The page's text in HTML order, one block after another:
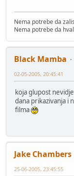
Nema potrebe da
Nema potrebe da
Black Mamba
02-05-2005, 20:45:41
koja glupost
dana prikazivanja i
filma
Jake Chambers
25-06-2005, 23:45:55